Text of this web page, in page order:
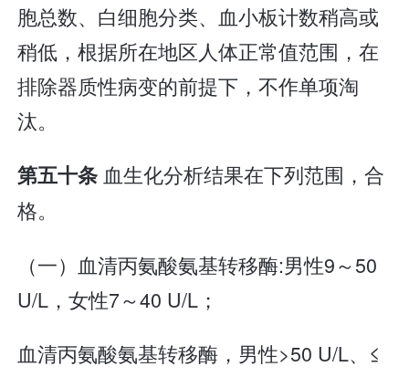
胞总数、白细胞分类、血小板计数稍高或
稍低，根据所在地区人体正常值范围，在
排除器质性病变的前提下，不作单项淘
汰。
第五十条血生化分析结果在下列范围，合
格。
（一）血清丙氨酸氨基转移酶:男性9～50
U/L，女性7～40 U/L；
血清丙氨酸氨基转移酶，男性>50 U/L、≤